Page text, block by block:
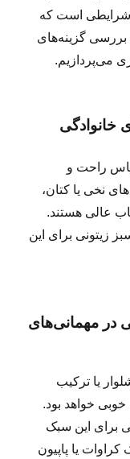
شرایطی است که
بررسی گزینه‌های
می‌پردازیم.
خانوادگی
راحت و
نخی یا کتان،
عالی هستند.
زیتونی برای این
در مهمانی‌های
یا ترکیب
خوبی خواهد بود.
برای این سبک
یا پاپیون